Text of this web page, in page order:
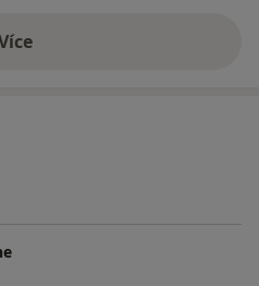
o zkušenostech